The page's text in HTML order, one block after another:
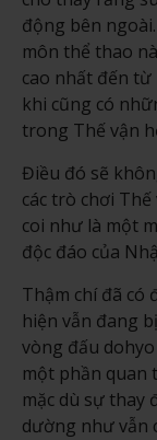
động bên
môn thể thao
cao nhất đến
khi cũng có
trong Thế vận
Điều đó sẽ
các trò chơi
coi như là một
độc đáo của
Thậm chí đã
hiện vẫn đang
vòng đấu
một phần quan
mặc dù sự thay
dường như vẫn